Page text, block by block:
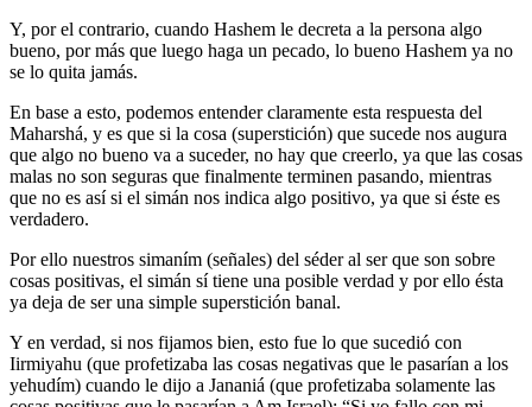
Y, por el contrario, cuando Hashem le decreta a la persona algo
bueno, por más que luego haga un pecado, lo bueno Hashem ya no
se lo quita jamás.
En base a esto, podemos entender claramente esta respuesta del
Maharshá, y es que si la cosa (superstición) que sucede nos augura
que algo no bueno va a suceder, no hay que creerlo, ya que las cosas
malas no son seguras que finalmente terminen pasando, mientras
que no es así si el simán nos indica algo positivo, ya que si éste es
verdadero.
Por ello nuestros simaním (señales) del séder al ser que son sobre
cosas positivas, el simán sí tiene una posible verdad y por ello ésta
ya deja de ser una simple superstición banal.
Y en verdad, si nos fijamos bien, esto fue lo que sucedió con
Iirmiyahu (que profetizaba las cosas negativas que le pasarían a los
yehudím) cuando le dijo a Jananiá (que profetizaba solamente las